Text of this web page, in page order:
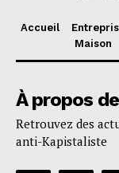
Accueil
Maison
À propos
Retrouvez des
anti-Kapistaliste